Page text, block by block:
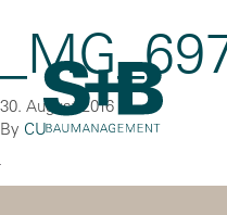
30. August 2016
By CU